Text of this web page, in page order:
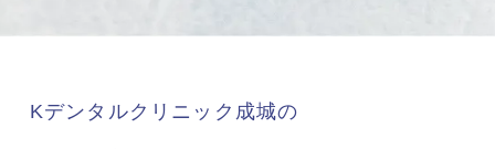
Kデンタルクリニック成城の